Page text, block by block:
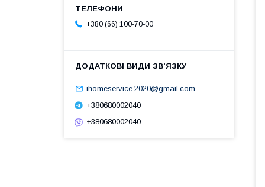
+380 (66) 100-70-00
ihomeservice.2020@gmail.com
+380680002040
+380680002040